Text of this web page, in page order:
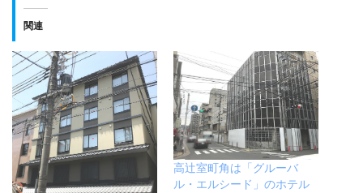
関連
高辻室町角は「グルーバ
ル・エルシード」のホテル